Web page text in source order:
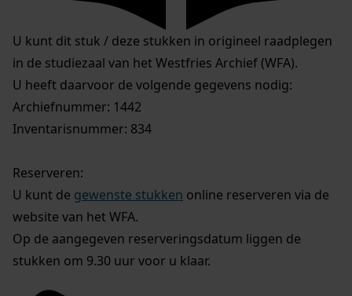
U kunt dit stuk / deze stukken in origineel raadplegen
in de studiezaal van het Westfries Archief (WFA).
U heeft daarvoor de volgende gegevens nodig:
Archiefnummer: 1442
Inventarisnummer: 834
Reserveren:
U kunt de gewenste stukken online reserveren via de
website van het WFA.
Op de aangegeven reserveringsdatum liggen de
stukken om 9.30 uur voor u klaar.